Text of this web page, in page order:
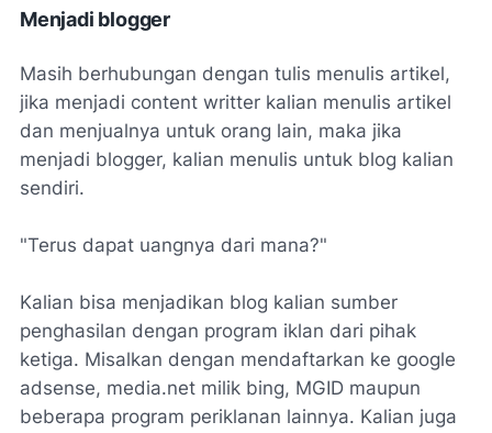
Menjadi blogger
Masih berhubungan dengan tulis menulis artikel,
jika menjadi content writter kalian menulis artikel
dan menjualnya untuk orang lain, maka jika
menjadi blogger, kalian menulis untuk blog kalian
sendiri.
"Terus dapat uangnya dari mana?"
Kalian bisa menjadikan blog kalian sumber
penghasilan dengan program iklan dari pihak
ketiga. Misalkan dengan mendaftarkan ke google
adsense, media.net milik bing, MGID maupun
beberapa program periklanan lainnya. Kalian juga